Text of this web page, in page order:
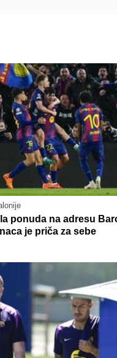
ponuda na adresu
je priča za sebe